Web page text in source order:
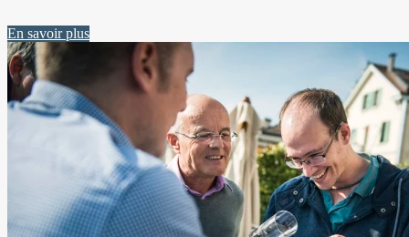
En savoir plus